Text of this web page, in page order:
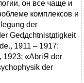
он все чаще и
комплексов и
der
Gedдchtnistдtigkeit
1911 – 1917;
1923; «AbriЯ der
der